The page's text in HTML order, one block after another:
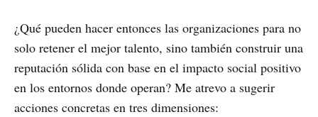
¿Qué pueden hacer entonces las organizaciones para no
solo retener el mejor talento, sino también construir una
reputación sólida con base en el impacto social positivo
en los entornos donde operan? Me atrevo a sugerir
acciones concretas en tres dimensiones: